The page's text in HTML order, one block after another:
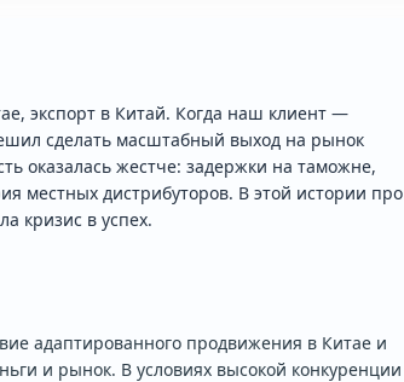
экспорт в Китай. Когда наш клиент —
сделать масштабный выход на рынок
оказалась жестче: задержки на таможне,
местных дистрибуторов. В этой истории про
кризис в успех.
адаптированного продвижения в Китае и
и рынок. В условиях высокой конкуренции